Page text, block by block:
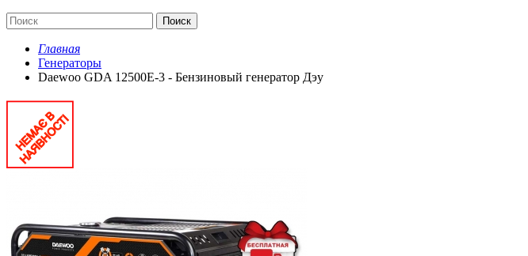
Поиск
Главная
Генераторы
Daewoo GDA 12500E-3 - Бензиновый генератор Дэу